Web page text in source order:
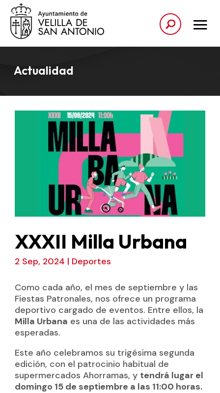
Actualidad
XXXII Milla Urbana
2 Sep, 2024 | Deportes
Como cada año, el mes de septiembre y las
Fiestas Patronales, nos ofrece un programa
deportivo cargado de eventos. Entre ellos, la
Milla Urbana es una de las actividades más
esperadas.
Este año celebramos su trigésima segunda
edición, con el patrocinio habitual de
supermercados Ahorramas, y tendrá lugar el
domingo 15 de septiembre a las 11:00 horas.